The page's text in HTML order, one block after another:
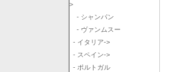
>
- シャンパン
- ヴァンムスー
- イタリア->
- スペイン->
- ポルトガル